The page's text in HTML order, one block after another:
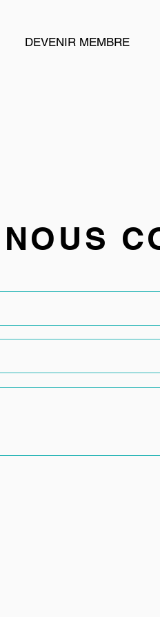
DEVENIR MEMBRE
NOUS